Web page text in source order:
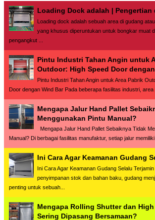
Loading Dock adalah | Pengertian
Loading dock adalah sebuah area di gudang
yang khusus diperuntukan untuk bongkar muat
pengangkut ...
Pintu Industri Tahan Angin untuk
Outdoor: High Speed Door
Pintu Industri Tahan Angin untuk Area Pabrik
Door dengan Wind Bar Pada beberapa fasilitas industri, area
Mengapa Jalur Hand Pallet
Menggunakan Pintu Manual?
Mengapa Jalur Hand Pallet Sebaiknya Tidak
Manual? Di berbagai fasilitas manufaktur, setiap jalur
Ini Cara Agar Keamanan Gudang
Ini Cara Agar Keamanan Gudang Selalu
penyimpanan stok dan bahan baku, gudang
penting untuk sebuah...
Mengapa Rolling Shutter dan
Sering Dipasang Bersamaan?